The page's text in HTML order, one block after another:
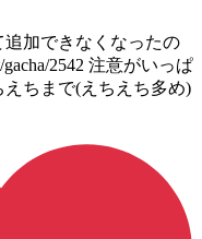
追加できなくなったの
gacha/2542 注意がいっぱ
ちまで(えちえち多め)